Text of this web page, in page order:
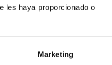
les haya proporcionado o
Marketing